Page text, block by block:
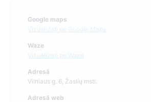
Google maps
Vizualizați pe Google Maps
Waze
Vizualizați pe Waze
Adresă
Vilniaus g. 6, Žaslių mstl.
Adresă web